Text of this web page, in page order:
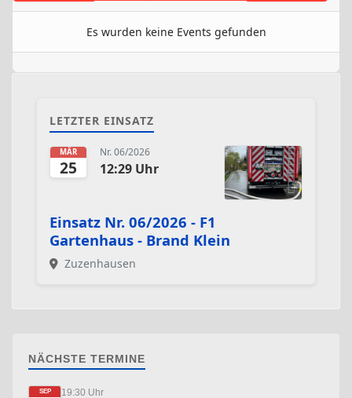
Es wurden keine Events gefunden
LETZTER EINSATZ
MÄR
25
Nr. 06/2026
12:29 Uhr
Einsatz Nr. 06/2026 - F1
Gartenhaus - Brand Klein
Zuzenhausen
NÄCHSTE TERMINE
SEP 19:30 Uhr